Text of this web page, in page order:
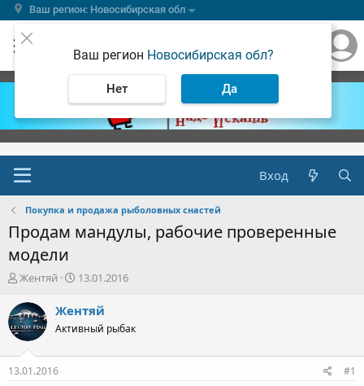
Ваш регион: Новосибирская обл
Ваш регион Новосибирская обл?
Нет Да
Вход
Покупка и продажа рыболовных снастей
Продам мандулы, рабочие проверенные
модели
А
т
о
р
е
Жентяй
Д
т
н
13.01.2016
Жентяй
Активный рыбак
13.01.2016 #1